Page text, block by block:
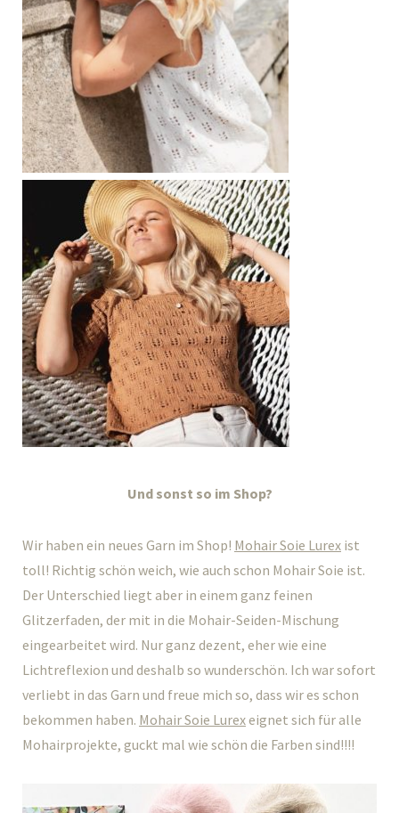
Und sonst so im Shop?
Wir haben ein neues Garn im Shop! Mohair Soie Lurex ist
toll! Richtig schön weich, wie auch schon Mohair Soie ist.
Der Unterschied liegt aber in einem ganz feinen
Glitzerfaden, der mit in die Mohair-Seiden-Mischung
eingearbeitet wird. Nur ganz dezent, eher wie eine
Lichtreflexion und deshalb so wunderschön. Ich war sofort
verliebt in das Garn und freue mich so, dass wir es schon
bekommen haben. Mohair Soie Lurexeignet sich für alle
Mohairprojekte, guckt mal wie schön die Farben sind!!!!